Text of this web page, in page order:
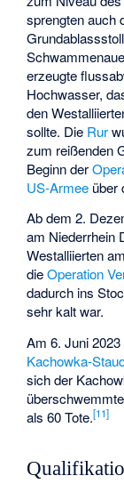
sprengten auch
erzeugte
Hochwasser,
den
sollte. Die Rur
zum reißenden
Beginn der
US-Armee über
Ab dem 2.
am Niederrhein
Westalliierten
dieOperation
dadurch ins
sehr kalt war.
Am 6. Juni
Kachowka-
sich der
als 60 Tote.[11]